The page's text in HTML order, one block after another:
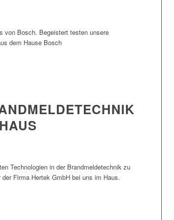
von Bosch. Begeistert testen unsere
dem Hause Bosch
Technologien in der Brandmeldetechnik zu
Firma Hertek GmbH bei uns im Haus.